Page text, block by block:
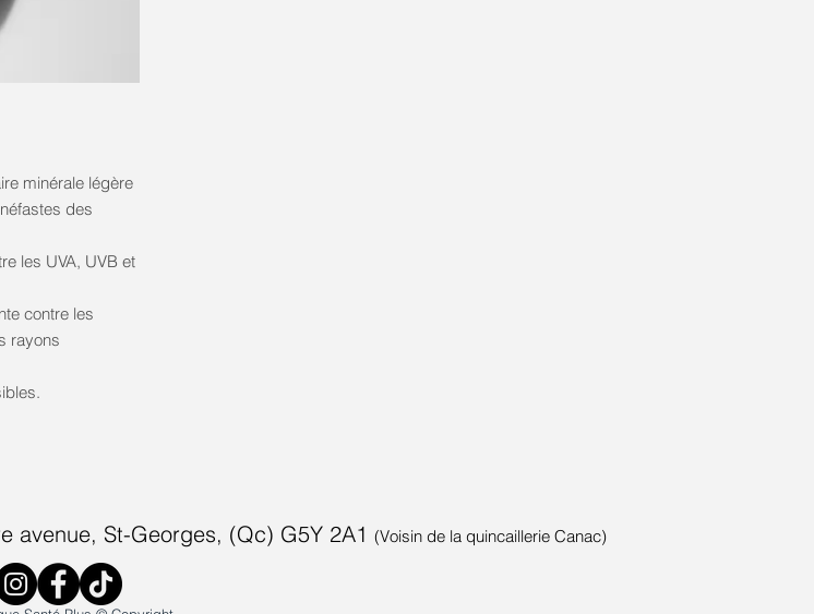
minérale légère
des
les UVA, UVB et
contre les
rayons
avenue, St-Georges, (Qc) G5Y 2A1 (Voisin de la quincaillerie Canac)